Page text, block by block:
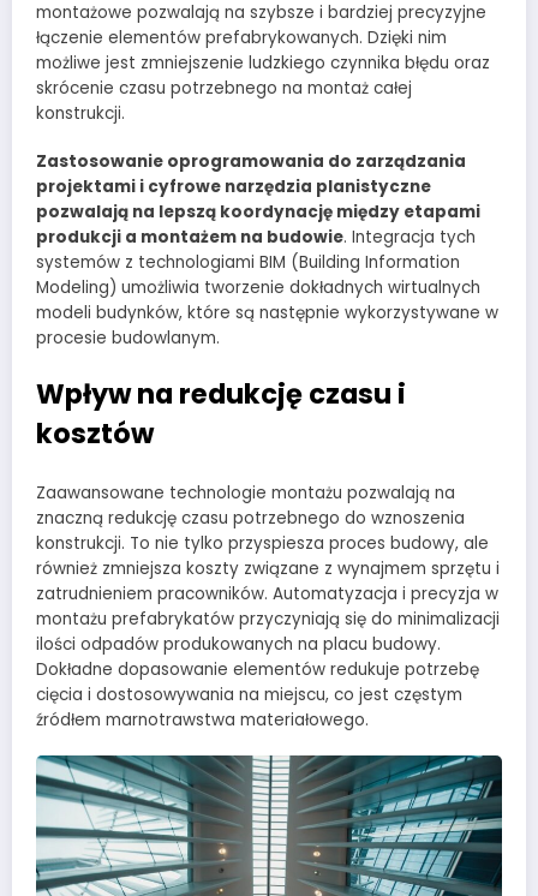
montażowe pozwalają na szybsze i bardziej precyzyjne
łączenie elementów prefabrykowanych. Dzięki nim
możliwe jest zmniejszenie ludzkiego czynnika błędu oraz
skrócenie czasu potrzebnego na montaż całej
konstrukcji.
Zastosowanie oprogramowania do zarządzania
projektami i cyfrowe narzędzia planistyczne
pozwalają na lepszą koordynację między etapami
produkcji a montażem na budowie. Integracja tych
systemów z technologiami BIM (Building Information
Modeling) umożliwia tworzenie dokładnych wirtualnych
modeli budynków, które są następnie wykorzystywane w
procesie budowlanym.
Wpływ na redukcję czasu i
kosztów
Zaawansowane technologie montażu pozwalają na
znaczną redukcję czasu potrzebnego do wznoszenia
konstrukcji. To nie tylko przyspiesza proces budowy, ale
również zmniejsza koszty związane z wynajmem sprzętu i
zatrudnieniem pracowników. Automatyzacja i precyzja w
montażu prefabrykatów przyczyniają się do minimalizacji
ilości odpadów produkowanych na placu budowy.
Dokładne dopasowanie elementów redukuje potrzebę
cięcia i dostosowywania na miejscu, co jest częstym
źródłem marnotrawstwa materiałowego.